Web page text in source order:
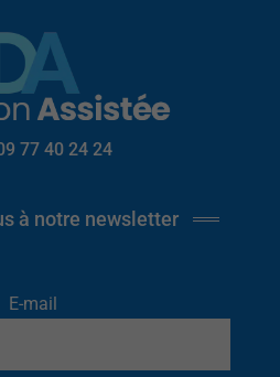
77 40 24 24
à notre newsletter
E-mail